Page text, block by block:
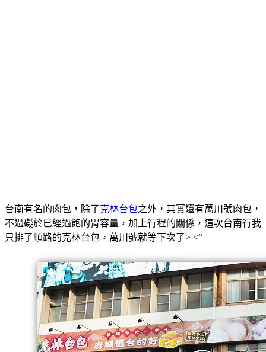
台南有名的肉包，除了克林台包之外，其實還有萬川號肉包，
不過礙於已經過飽的胃容量，加上行程的關係，這次台南行我
只排了順路的克林台包，萬川號就等下次了> <“